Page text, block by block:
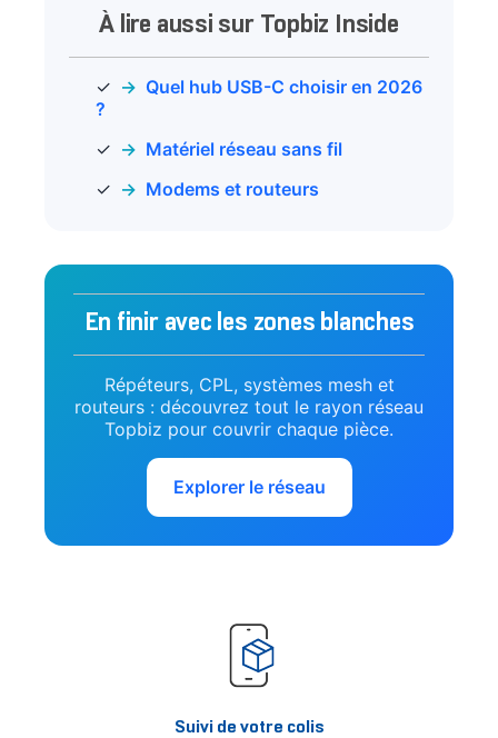
À lire aussi sur Topbiz Inside
Quel hub USB-C choisir en 2026
?
Matériel réseau sans fil
Modems et routeurs
En finir avec les zones blanches
Répéteurs, CPL, systèmes mesh et
routeurs : découvrez tout le rayon réseau
Topbiz pour couvrir chaque pièce.
Explorer le réseau
Suivi de votre colis